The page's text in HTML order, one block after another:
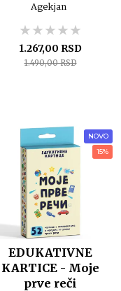
Agekjan
★★★★★
★★★★★
★★★★★
1.267,00 RSD
1.490,00 RSD
NOVO
15%
EDUKATIVNE
KARTICE - Moje
prve reči